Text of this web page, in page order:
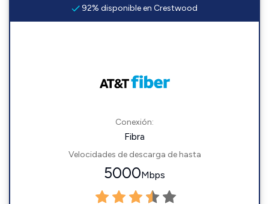
92% disponible en Crestwood
Conexión:
Fibra
Velocidades de descarga de hasta
5000Mbps